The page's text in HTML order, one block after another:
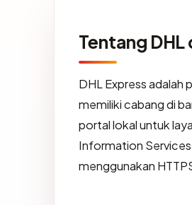
Tentang DHL
DHL Express adalah
memiliki cabang di
portal lokal untuk
Information Services
menggunakan